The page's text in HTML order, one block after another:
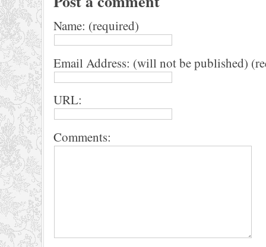
Name: (required)
Email Address: (will not be published)
URL:
Comments: